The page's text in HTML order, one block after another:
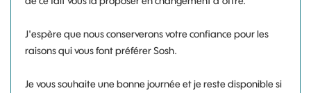
J'espère que nous conserverons votre confiance pour les
raisons qui vous font préférer Sosh.
Je vous souhaite une bonne journée et je reste disponible si